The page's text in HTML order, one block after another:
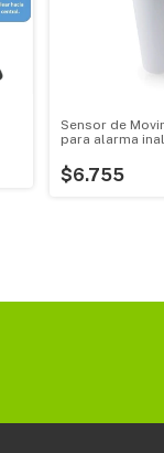
Sensor de
para alarma
$6.755